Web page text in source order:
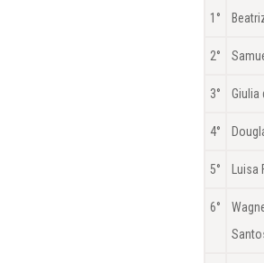
1°
2°
3° Giulia
4°
5°
6°